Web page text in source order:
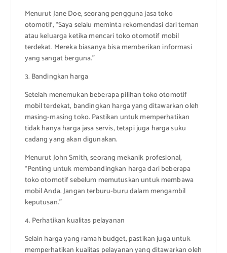
Menurut Jane Doe, seorang pengguna jasa toko
otomotif, “Saya selalu meminta rekomendasi dari teman
atau keluarga ketika mencari toko otomotif mobil
terdekat. Mereka biasanya bisa memberikan informasi
yang sangat berguna.”
3. Bandingkan harga
Setelah menemukan beberapa pilihan toko otomotif
mobil terdekat, bandingkan harga yang ditawarkan oleh
masing-masing toko. Pastikan untuk memperhatikan
tidak hanya harga jasa servis, tetapi juga harga suku
cadang yang akan digunakan.
Menurut John Smith, seorang mekanik profesional,
“Penting untuk membandingkan harga dari beberapa
toko otomotif sebelum memutuskan untuk membawa
mobil Anda. Jangan terburu-buru dalam mengambil
keputusan.”
4. Perhatikan kualitas pelayanan
Selain harga yang ramah budget, pastikan juga untuk
memperhatikan kualitas pelayanan yang ditawarkan oleh